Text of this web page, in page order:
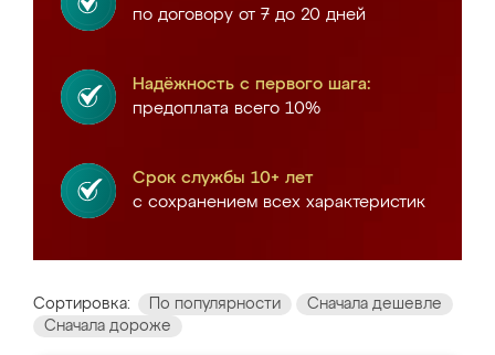
по договору от 7 до 20 дней
Надёжность с первого шага:
предоплата всего 10%
Срок службы 10+ лет
с сохранением всех характеристик
Сортировка: По популярности
Сначала дешевле
Сначала дороже